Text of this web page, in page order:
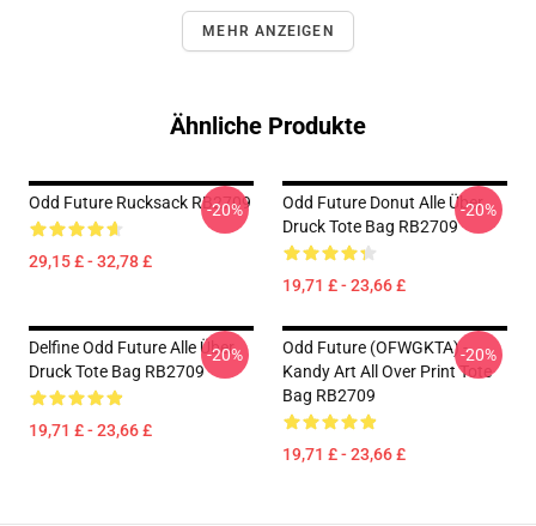
MEHR ANZEIGEN
Ähnliche Produkte
Odd Future Rucksack RB2709
29,15 £ - 32,78 £
-20%
Odd Future Donut Alle Über
Druck Tote Bag RB2709
19,71 £ - 23,66 £
-20%
Delfine Odd Future Alle Über
Druck Tote Bag RB2709
19,71 £ - 23,66 £
-20%
Odd Future (OFWGKTA) -
Kandy Art All Over Print Tote
Bag RB2709
19,71 £ - 23,66 £
-20%